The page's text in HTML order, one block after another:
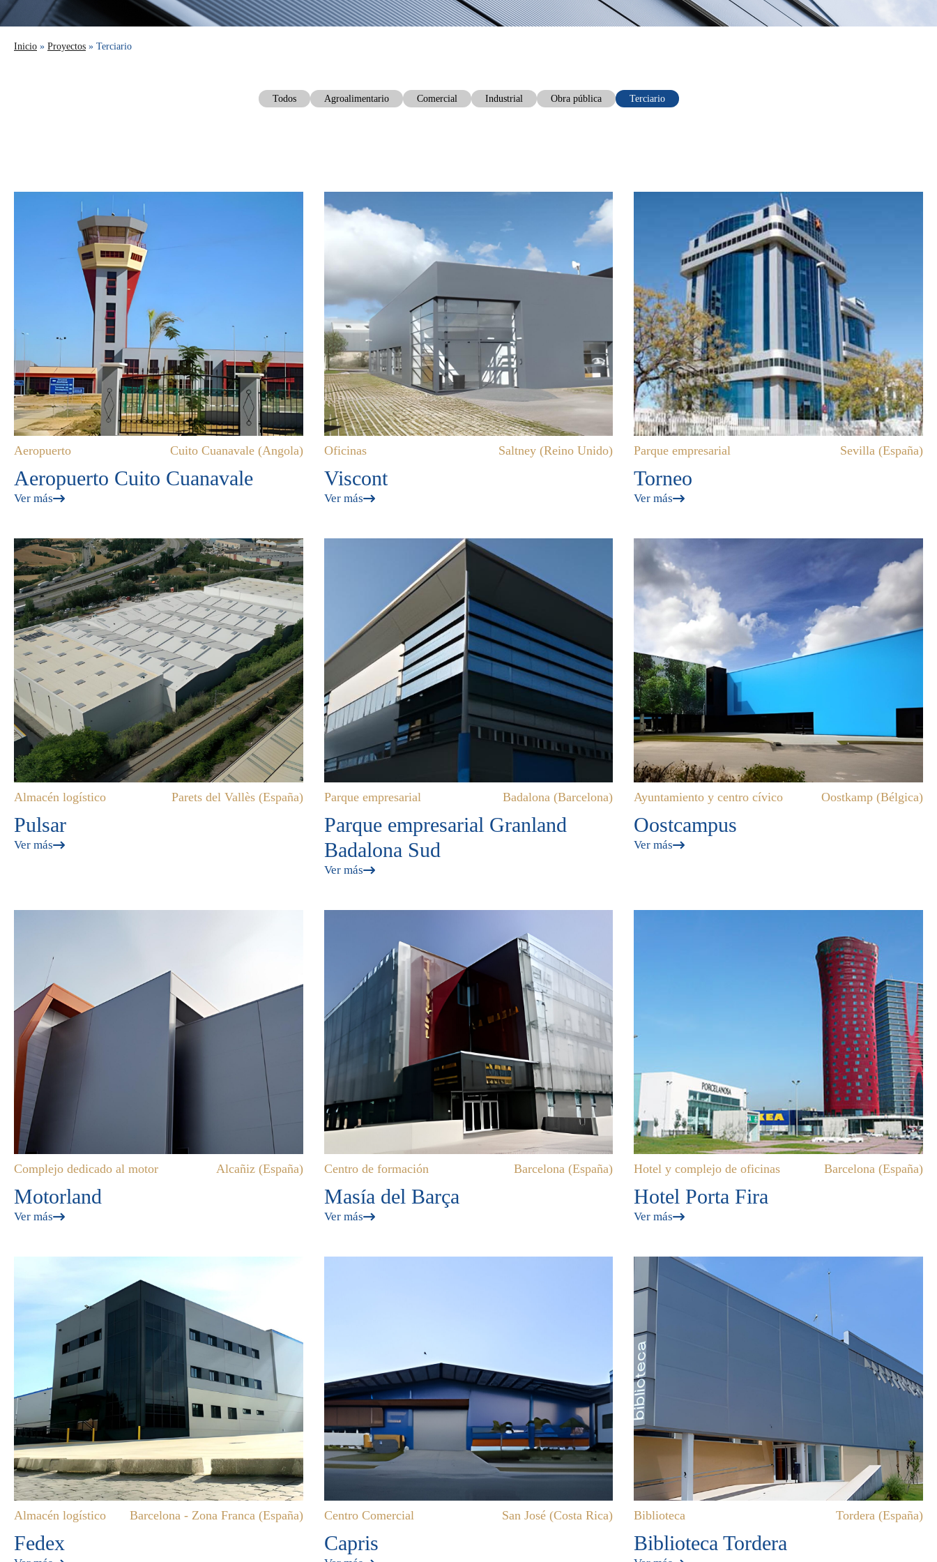
Inicio » Proyectos » Terciario
Todos Agroalimentario Comercial Industrial Obra pública Terciario
Aeropuerto Cuito Cuanavale (Angola)
Aeropuerto Cuito Cuanavale
Ver más
Oficinas Saltney (Reino Unido)
Viscont
Ver más
Parque empresarial Sevilla (España)
Torneo
Ver más
Almacén logístico Parets del Vallès (España)
Pulsar
Ver más
Parque empresarial Badalona (Barcelona)
Parque empresarial Granland
Badalona Sud
Ver más
Ayuntamiento y centro cívico Oostkamp (Bélgica)
Oostcampus
Ver más
Complejo dedicado al motor Alcañiz (España)
Motorland
Ver más
Centro de formación Barcelona (España)
Masía del Barça
Ver más
Hotel y complejo de oficinas Barcelona (España)
Hotel Porta Fira
Ver más
Almacén logístico Barcelona - Zona Franca (España)
Fedex
Centro Comercial San José (Costa Rica)
Capris
Biblioteca Tordera (España)
Biblioteca Tordera